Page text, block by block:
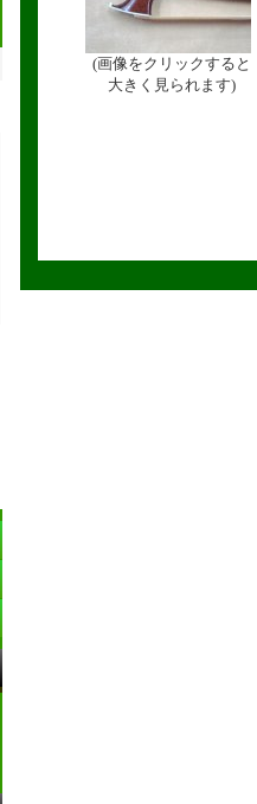
(画像をクリックすると
大きく見られます)